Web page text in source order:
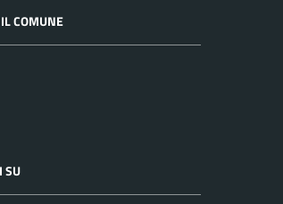
COMUNE
SU